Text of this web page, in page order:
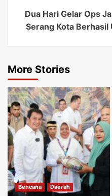
Dua Hari Gelar Ops
Serang Kota
More Stories
Bencana Daerah